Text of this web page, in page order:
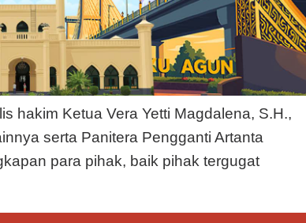
hakim Ketua Vera Yetti Magdalena, S.H.,
serta Panitera Pengganti Artanta
para pihak, baik pihak tergugat